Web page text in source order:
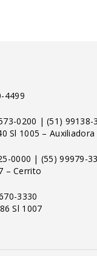
4499
0200 |(51) 99138-
Sl 1005 – Auxiliadora
0000 | (55) 99979-
– Cerrito
3330
Sl 1007